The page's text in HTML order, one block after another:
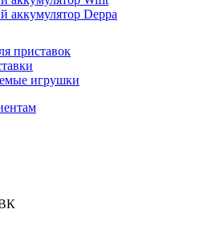
аккумулятор Deppa
приставок
игрушки